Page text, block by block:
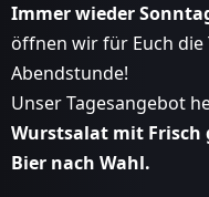
Immer wieder
öffnen wir für Euch die
Abendstunde!
Unser Tagesangebot
Wurstsalat mit Frisch
Bier nach Wahl.